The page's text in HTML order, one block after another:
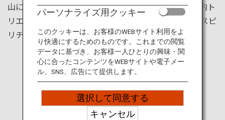
山に囲まれ、自然から食まで楽しめます。また、瀬戸内ト
リエンナーレのような近代芸術や、お遍路さんなどのスピ
リチュアル体験など、多様な魅力を備えたエリアです。
人気の観光地
パーソナライズ用クッキー
このクッキーは、お客様のWEBサイト利用をよ
り快適にするためのものです。これまでの閲覧
データに基づき、お客様一人ひとりの興味・関
心に合ったコンテンツをWEBサイトや電子メー
ル、SNS、広告にて提供します。
選択して同意する
キャンセル